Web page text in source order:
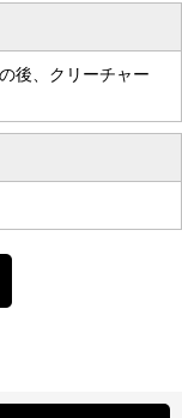
後、クリーチャー